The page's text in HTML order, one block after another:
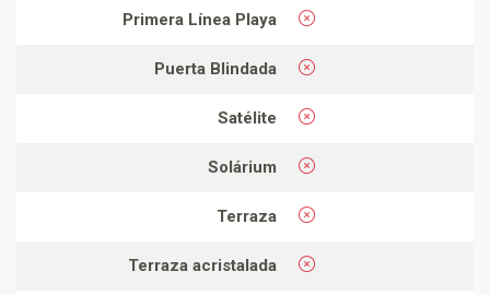
Primera Línea Playa
Puerta Blindada
Satélite
Solárium
Terraza
Terraza acristalada